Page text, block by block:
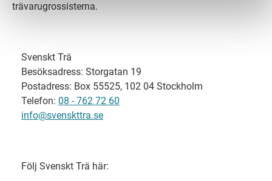
trävarugrossisterna.
Svenskt Trä
Besöksadress: Storgatan 19
Postadress: Box 55525, 102 04 Stockholm
Telefon: 08 - 762 72 60
info@svenskttra.se
Följ Svenskt Trä här: